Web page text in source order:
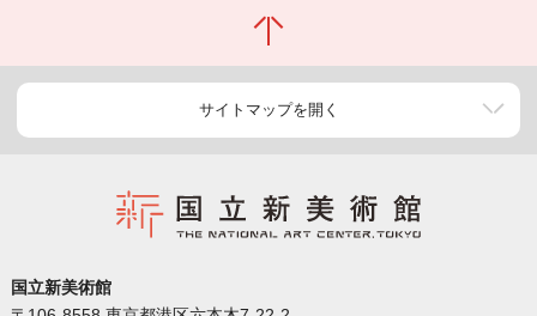
サイトマップを開く
国立新美術館